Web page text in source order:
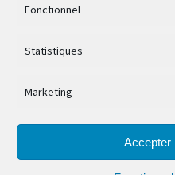
Fonctionnel
Statistiques
Marketing
Accepter